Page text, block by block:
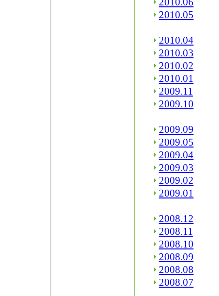
2010.05
2010.04
2010.03
2010.02
2010.01
2009.11
2009.10
2009.09
2009.05
2009.04
2009.03
2009.02
2009.01
2008.12
2008.11
2008.10
2008.09
2008.08
2008.07